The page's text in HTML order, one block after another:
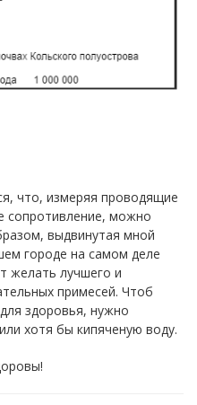
что, измеряя проводящие
сопротивление, можно
выдвинутая мной
городе на самом деле
желать лучшего и
примесей. Чтоб
здоровья, нужно
хотя бы кипяченую воду.